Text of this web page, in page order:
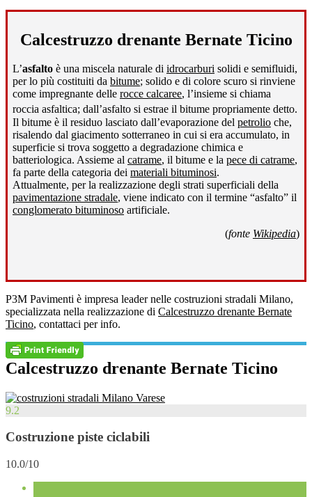
Calcestruzzo drenante Bernate Ticino
L’asfalto è una miscela naturale di idrocarburi solidi e semifluidi,
per lo più costituiti da bitume; solido e di colore scuro si rinviene
come impregnante delle rocce calcaree, l’insieme si chiama
roccia asfaltica; dall’asfalto si estrae il bitume propriamente detto.
Il bitume è il residuo lasciato dall’evaporazione del petrolio che,
risalendo dal giacimento sotterraneo in cui si era accumulato, in
superficie si trova soggetto a degradazione chimica e
batteriologica. Assieme al catrame, il bitume e la pece di catrame,
fa parte della categoria dei materiali bituminosi.
Attualmente, per la realizzazione degli strati superficiali della
pavimentazione stradale, viene indicato con il termine “asfalto” il
conglomerato bituminoso artificiale.
(fonte Wikipedia)
P3M Pavimenti è impresa leader nelle costruzioni stradali Milano,
specializzata nella realizzazione di Calcestruzzo drenante Bernate
Ticino, contattaci per info.
Calcestruzzo drenante Bernate Ticino
9.2
Costruzione piste ciclabili
10.0/10